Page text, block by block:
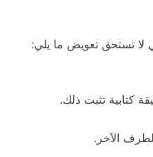
لا تستحق تعويض ما يلي:
كتابية تثبت ذلك.
الآخر.